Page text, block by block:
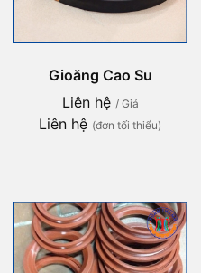
Gioăng Cao Su
Liên hệ / Giá
Liên hệ (đơn tối thiểu)